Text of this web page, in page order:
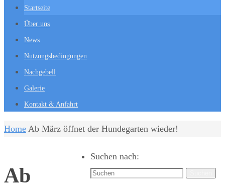
Startseite
Über uns
News
Nutzungsbedingungen
Nachgebell
Galerie
Kontakt & Anfahrt
Home Ab März öffnet der Hundegarten wieder!
Ab
Suchen nach: